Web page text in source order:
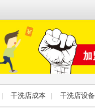
| 干洗店成本 | 干洗店设备